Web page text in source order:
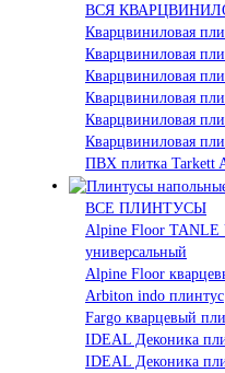
ВСЯ
Кварцвиниловая
Кварцвиниловая
Кварцвиниловая
Кварцвиниловая
Кварцвиниловая
Кварцвиниловая
ПВХ плитка Tarkett
ВСЕ ПЛИНТУСЫ
Alpine Floor TANLE
универсальный
Alpine Floor
Arbiton indo плинтус
Fargo кварцевый
IDEAL Деконика
IDEAL Деконика